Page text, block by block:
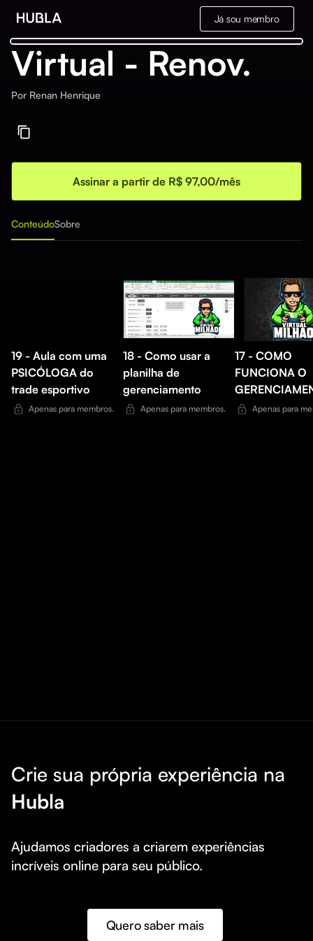
Já sou membro
Virtual - Renov.
Por Renan Henrique
Assinar a partir de R$ 97,00/mês
ConteúdoSobre
19 - Aula com uma
PSICÓLOGA do
trade esportivo
Apenas para membros.
18 - Como usar a
planilha de
gerenciamento
Apenas para membros.
17 - COMO
FUNCIONA O
Apenas para
Crie sua própria experiência na
Hubla
Ajudamos criadores a criarem experiências
incríveis online para seu público.
Quero saber mais